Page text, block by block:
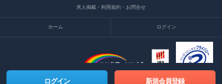
ログイン 新規会員登録
求人掲載・利用規約・お問合せ
ホーム ログイン